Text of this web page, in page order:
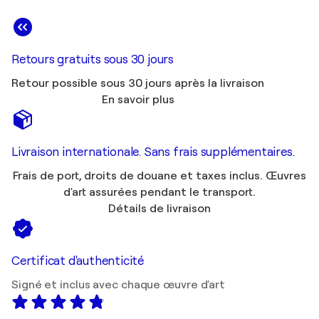
Retours gratuits sous 30 jours
Retour possible sous 30 jours après la livraison
En savoir plus
Livraison internationale. Sans frais supplémentaires.
Frais de port, droits de douane et taxes inclus. Œuvres
d'art assurées pendant le transport.
Détails de livraison
Certificat d'authenticité
Signé et inclus avec chaque œuvre d'art